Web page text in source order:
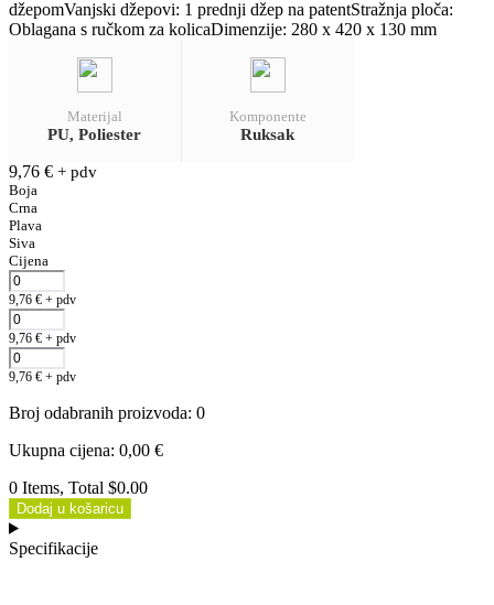
džepomVanjski džepovi: 1 prednji džep na patentStražnja ploča:
Oblagana s ručkom za kolicaDimenzije: 280 x 420 x 130 mm
Materijal
PU, Poliester
Komponente
Ruksak
9,76 € + pdv
Boja
Crna
Plava
Siva
Cijena
9,76 € + pdv
9,76 € + pdv
9,76 € + pdv
Broj odabranih proizvoda: 0
Ukupna cijena: 0,00 €
0 Items, Total $0.00
Dodaj u košaricu
Specifikacije